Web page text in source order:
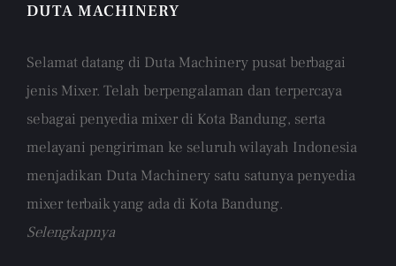
DUTA MACHINERY
Selamat datang di Duta Machinery pusat berbagai
jenis Mixer. Telah berpengalaman dan terpercaya
sebagai penyedia mixer di Kota Bandung, serta
melayani pengiriman ke seluruh wilayah Indonesia
menjadikan Duta Machinery satu satunya penyedia
mixer terbaik yang ada di Kota Bandung.
Selengkapnya